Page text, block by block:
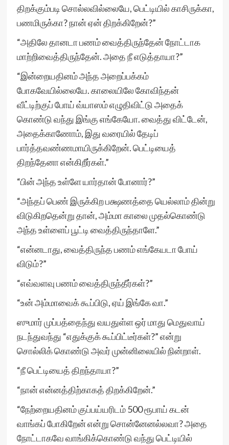
திறக்கும்படி சொல்லவில்லையே, பெட்டியில் காசிருக்கா,
பணமிருக்கா? நான் ஏன் திறக்கிறேன்?”
“அதிலே தானடா பணம் வைத்திருந்தேன் நோட்டாக
மாற்றிவைத்திருந்தேன். அதை நீ எடுத்தாயா?”
“இன்றையதினம் அந்த அறைப்பக்கம்
போகவேயில்லையே. காலையிலே கோவிந்தன்
வீட்டிற்குப் போய் வ்யாஸம் எழுதிவிட்டு அதைக்
கொண்டு வந்து இங்கு எங்கேயோ. வைத்து விட்டேன்,
அதைக்காணோம், இது வரையில் தேடிப்
பார்த்தவண்ணமாயிருக்கிறேன். பெட்டியைத்
திறந்தேனா என்கிறீர்கள்.”
“பின் அந்த உள்ளே யார்தான் போனார்?”
“அந்தப் பெண் இருக்கிற பக்ஷணத்தை யெல்லாம் தின்று
விடுகிறதென்று தான், அம்மா காலை முதல்கொண்டு
அந்த உள்ளைப் பூட்டி வைத்திருந்தாளே.”
“என்னடாது, வைத்திருந்த பணம் எங்கேயடா போய்
விடும்?”
“எவ்வளவு பணம் வைத்திருந்தீர்கள்?”
“உன் அம்மாவைக் கூப்பிடு, ஏய் இங்கே வா.”
ஸுமார் முப்பத்தைந்து வயதுள்ள ஒர் மாது மெதுவாய்
நடந்துவந்து “எதுக்குக் கூப்பிட்டீர்கள்?” என்று
சொல்லிக் கொண்டு அவர் முன்னிலையில் நின்றாள்.
“நீ பெட்டியைத் திறந்தாயா?”
“நான் என்னத்திற்காகத் திறக்கிறேன்.”
“நேற்றையதினம் குப்பய்யரிடம் 500 ரூபாய் கடன்
வாங்கப் போகிறேன் என்று சொன்னேனல்லவா? அதை
நோட்டாகவே வாங்கிக்கொண்டு வந்து பெட்டியில்